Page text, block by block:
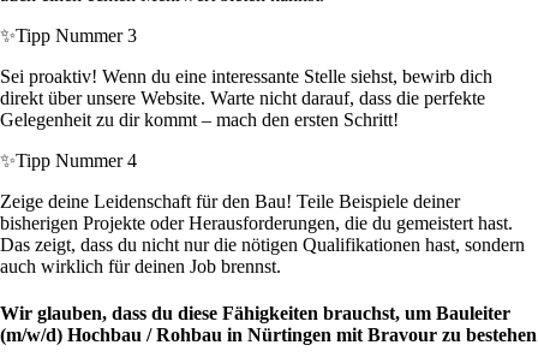
✨Tipp Nummer 3
Sei proaktiv! Wenn du eine interessante Stelle siehst, bewirb dich
direkt über unsere Website. Warte nicht darauf, dass die perfekte
Gelegenheit zu dir kommt – mach den ersten Schritt!
✨Tipp Nummer 4
Zeige deine Leidenschaft für den Bau! Teile Beispiele deiner
bisherigen Projekte oder Herausforderungen, die du gemeistert hast.
Das zeigt, dass du nicht nur die nötigen Qualifikationen hast, sondern
auch wirklich für deinen Job brennst.
Wir glauben, dass du diese Fähigkeiten brauchst, um Bauleiter
(m/w/d) Hochbau / Rohbau in Nürtingen mit Bravour zu bestehen